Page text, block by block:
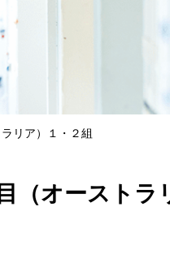
リア）１・２組
オーストラ